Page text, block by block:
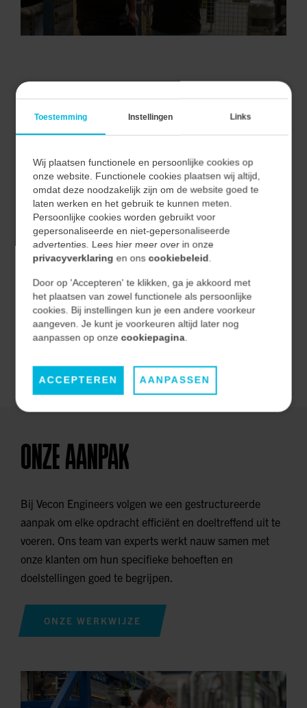
VAN ALLE MARKTEN THUIS.
Bij Vecon Engineers begrijpen we dat elke markt unieke
uitdagingen en kansen biedt.
Door nauwe samenwerking met onze klanten begrijpen
we hun unieke behoeften en vertalen we deze naar
effectieve en duurzame oplossingen.
onze oplossingen, maar ook hun relevantie en
effectiviteit op de lange termijn.
ONZE AANPAK
Bij Vecon Engineers volgen we een gestructureerde
aanpak om elke opdracht efficiënt en doeltreffend uit te
voeren. Ons team van experts werkt nauw samen met
onze klanten om hun specifieke behoeften en
doelstellingen goed te begrijpen.
ONZE WERKWIJZE
Toestemming Instellingen Links
Wij plaatsen functionele en persoonlijke cookies op
onze website. Functionele cookies plaatsen wij altijd,
omdat deze noodzakelijk zijn om de website goed te
laten werken en het gebruik te kunnen meten.
Persoonlijke cookies worden gebruikt voor
gepersonaliseerde en niet-gepersonaliseerde
advertenties. Lees hier meer over in onze
privacyverklaring en onscookiebeleid.
Door op 'Accepteren' te klikken, ga je akkoord met
het plaatsen van zowel functionele als persoonlijke
cookies. Bij instellingen kun je een andere voorkeur
aangeven. Je kunt je voorkeuren altijd later nog
aanpassen op onzecookiepagina.
ACCEPTEREN AANPASSEN